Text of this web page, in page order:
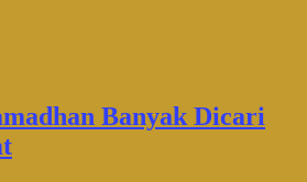
Banyak Dicari